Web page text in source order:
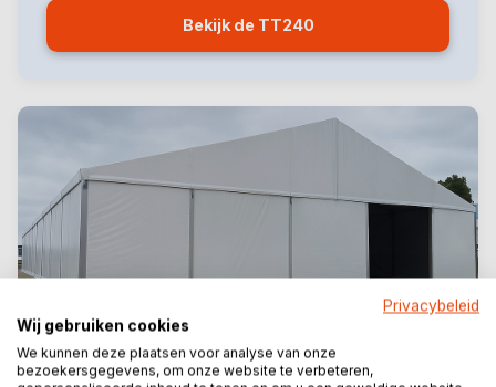
Bekijk de TT240
Privacybeleid
Wij gebruiken cookies
We kunnen deze plaatsen voor analyse van onze
bezoekersgegevens, om onze website te verbeteren,